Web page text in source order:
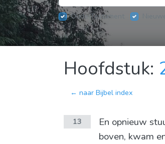
Oude Testament
Hoofdstuk:
← naar Bijbel index
13
En opnieuw
boven, kwam